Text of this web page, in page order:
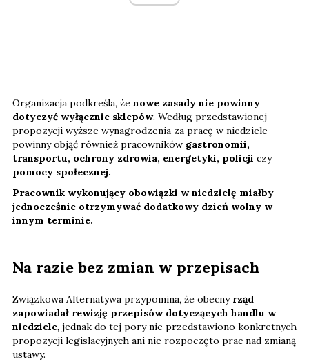
Organizacja podkreśla, że nowe zasady nie powinny
dotyczyć wyłącznie sklepów. Według przedstawionej
propozycji wyższe wynagrodzenia za pracę w niedziele
powinny objąć również pracowników gastronomii,
transportu, ochrony zdrowia, energetyki, policji czy
pomocy społecznej.
Pracownik wykonujący obowiązki w niedzielę miałby
jednocześnie otrzymywać dodatkowy dzień wolny w
innym terminie.
Na razie bez zmian w przepisach
Związkowa Alternatywa przypomina, że obecny rząd
zapowiadał rewizję przepisów dotyczących handlu w
niedziele, jednak do tej pory nie przedstawiono konkretnych
propozycji legislacyjnych ani nie rozpoczęto prac nad zmianą
ustawy.